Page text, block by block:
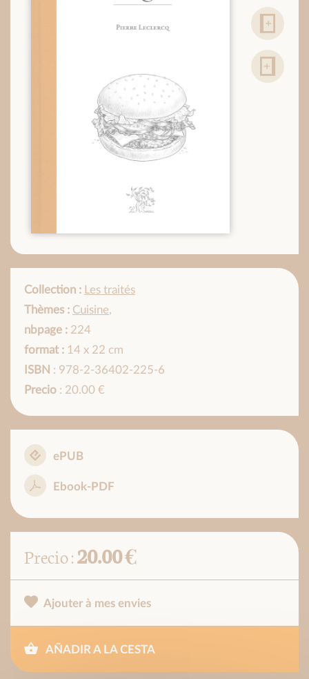
Collection : Les traités
Thèmes : Cuisine,
nbpage : 224
format : 14 x 22 cm
ISBN : 978-2-36402-225-6
Precio : 20.00 €
ePUB
Ebook-PDF
Precio :20.00 €
Ajouter à mes envies
AÑADIR A LA CESTA